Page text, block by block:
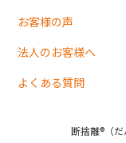
お客様の声
法人のお客様へ
よくある質問
断捨離®（